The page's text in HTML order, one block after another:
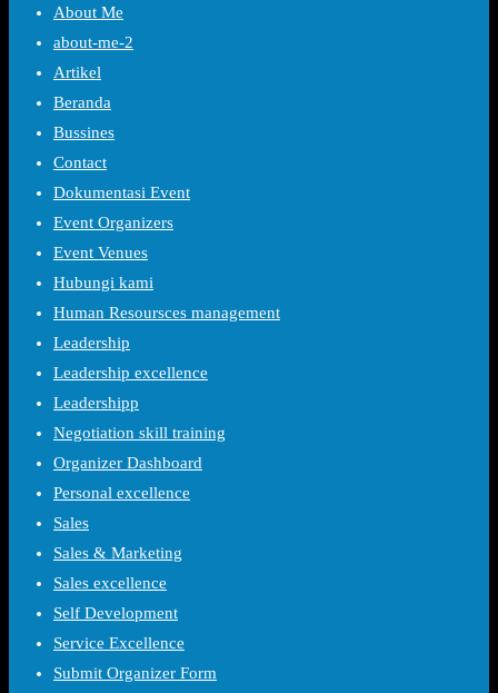
About Me
about-me-2
Artikel
Beranda
Bussines
Contact
Dokumentasi Event
Event Organizers
Event Venues
Hubungi kami
Human Resoursces management
Leadership
Leadership excellence
Leadershipp
Negotiation skill training
Organizer Dashboard
Personal excellence
Sales
Sales & Marketing
Sales excellence
Self Development
Service Excellence
Submit Organizer Form